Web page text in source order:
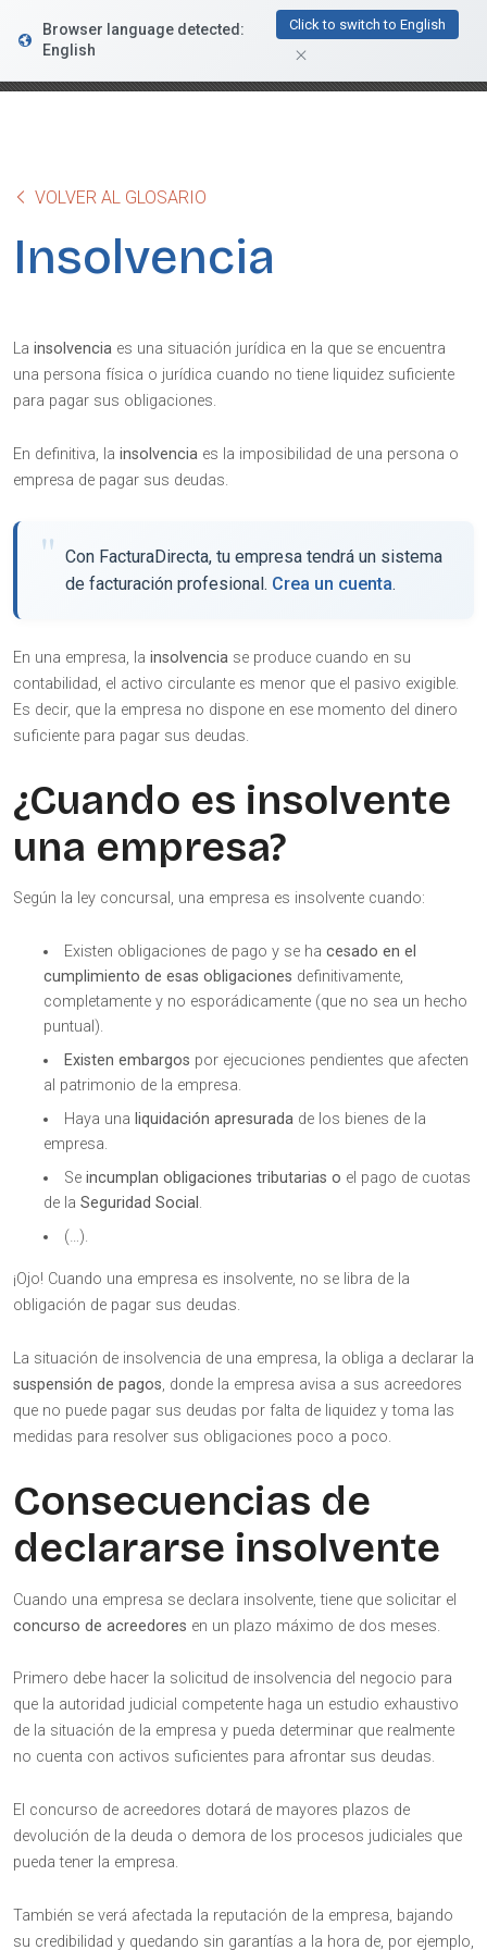
FacturaDirecta
Browser language detected:
English
Click to switch to English
VOLVER AL GLOSARIO
Insolvencia
La insolvencia es una situación jurídica en la que se encuentra
una persona física o jurídica cuando no tiene liquidez suficiente
para pagar sus obligaciones.
En definitiva, la insolvencia es la imposibilidad de una persona o
empresa de pagar sus deudas.
Con FacturaDirecta, tu empresa tendrá un sistema
de facturación profesional. Crea un cuenta.
En una empresa, la insolvencia se produce cuando en su
contabilidad, el activo circulante es menor que el pasivo exigible.
Es decir, que la empresa no dispone en ese momento del dinero
suficiente para pagar sus deudas.
¿Cuando es insolvente
una empresa?
Según la ley concursal, una empresa es insolvente cuando:
Existen obligaciones de pago y se hacesado en el
cumplimiento de esas obligaciones definitivamente,
completamente y no esporádicamente (que no sea un hecho
puntual).
Existen embargos por ejecuciones pendientes que afecten
al patrimonio de la empresa.
Haya una liquidación apresurada de los bienes de la
empresa.
Seincumplan obligaciones tributarias o el pago de cuotas
de la Seguridad Social .
(…).
¡Ojo! Cuando una empresa es insolvente, no se libra de la
obligación de pagar sus deudas.
La situación de insolvencia de una empresa, la obliga a declarar la
suspensión de pagos, donde la empresa avisa a sus acreedores
que no puede pagar sus deudas por falta de liquidez y toma las
medidas para resolver sus obligaciones poco a poco.
Consecuencias de
declararse insolvente
Cuando una empresa se declara insolvente, tiene que solicitar el
concurso de acreedores en un plazo máximo de dos meses.
Primero debe hacer la solicitud de insolvencia del negocio para
que la autoridad judicial competente haga un estudio exhaustivo
de la situación de la empresa y pueda determinar que realmente
no cuenta con activos suficientes para afrontar sus deudas.
El concurso de acreedores dotará de mayores plazos de
devolución de la deuda o demora de los procesos judiciales que
pueda tener la empresa.
También se verá afectada la reputación de la empresa, bajando
su credibilidad y quedando sin garantías a la hora de, por ejemplo,